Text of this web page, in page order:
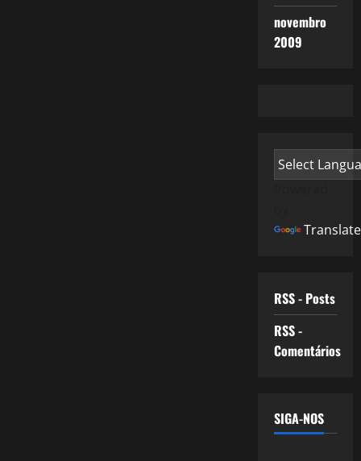
novembro
2009
Translate
RSS - Posts
RSS -
Comentários
SIGA-NOS